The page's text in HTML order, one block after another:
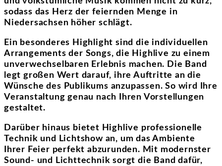
sodass das Herz der feiernden Menge in
Niedersachsen höher schlägt.
Ein besonderes Highlight sind die individuellen
Arrangements der Songs, die Highlive zu einem
unverwechselbaren Erlebnis machen. Die Band
legt großen Wert darauf, ihre Auftritte an die
Wünsche des Publikums anzupassen. So wird Ihre
Veranstaltung genau nach Ihren Vorstellungen
gestaltet.
Darüber hinaus bietet Highlive professionelle
Technik und Lichtshow an, um das Ambiente
Ihrer Feier perfekt abzurunden. Mit modernster
Sound- und Lichttechnik sorgt die Band dafür,